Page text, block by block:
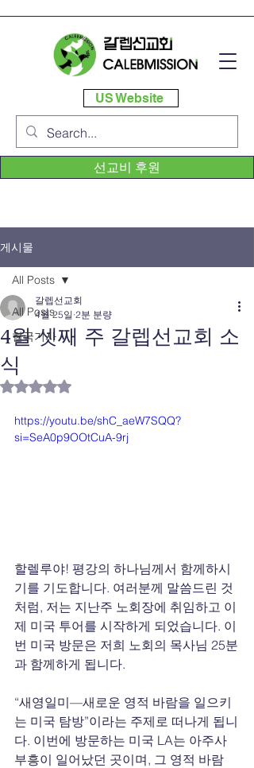
US Website
선교비 후원
게시물
All Posts
한국기사
All Posts
4월 셋째 주 갈렙선교회 소
식
갈렙선교회
4월 25일 2분 분량
별점 5점 중 NaN점을 주었습니다.
https://youtu.be/shC_aeW7SQQ?
si=SeA0p9OOtCuA-9rj
할렐루야! 평강의 하나님께서 함께하시
기를 기도합니다. 여러분께 말씀드린 것
처럼, 저는 지난주 노회장에 취임하고 이
제 미국 투어를 시작하게 되었습니다. 이
번 미국 방문은 저희 노회의 목사님 25분
과 함께하게 됩니다.
“새영일미—새로운 영적 바람을 일으키
는 미국 탐방”이라는 주제로 떠나게 됩니
다. 이번에 방문하는 미국 LA는 아주사
부흥이 일어났던 곳이며, 그 영적 바람